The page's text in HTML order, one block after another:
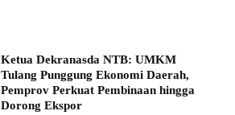
Ketua Dekranasda NTB: UMKM
Tulang Punggung Ekonomi Daerah,
Pemprov Perkuat Pembinaan hingga
Dorong Ekspor